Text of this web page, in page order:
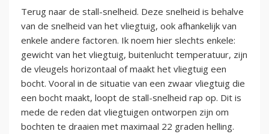
Terug naar de stall-snelheid. Deze snelheid is behalve
van de snelheid van het vliegtuig, ook afhankelijk van
enkele andere factoren. Ik noem hier slechts enkele:
gewicht van het vliegtuig, buitenlucht temperatuur, zijn
de vleugels horizontaal of maakt het vliegtuig een
bocht. Vooral in de situatie van een zwaar vliegtuig die
een bocht maakt, loopt de stall-snelheid rap op. Dit is
mede de reden dat vliegtuigen ontworpen zijn om
bochten te draaien met maximaal 22 graden helling.